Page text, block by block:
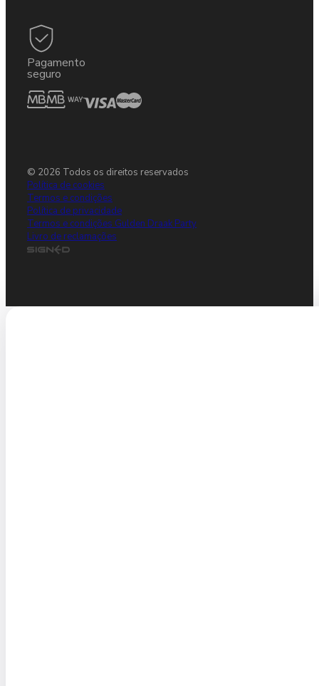
Pagamento
seguro
© 2026 Todos os direitos reservados
Política de cookies
Termos e condições
Política de privacidade
Termos e condições Gulden Draak Party
Livro de reclamações